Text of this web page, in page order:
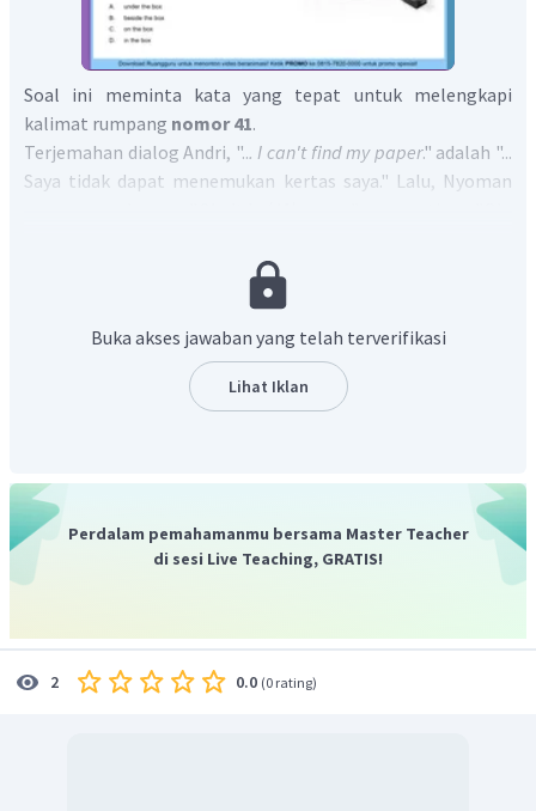
Soal ini meminta kata yang tepat untuk melengkapi
kalimat rumpang nomor 41.
Terjemahan dialog Andri, "... I can't find my paper." adalah "...
Saya tidak dapat menemukan kertas saya." Lalu, Nyoman
Perhatikan gambar yang ada pada soal tersebut. Kertas
di dalam kardus.
under the box" artinya "di bawah kardus"
" artinya "di sebelah kardus"
" artinya "di atas kardus"
Buka akses jawaban yang telah terverifikasi
Lihat Iklan
Perdalam pemahamanmu bersama Master Teacher
di sesi Live Teaching, GRATIS!
2 0.0 (0 rating)